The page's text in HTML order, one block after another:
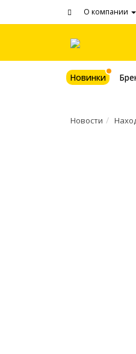
О компании
Новинки
Новости